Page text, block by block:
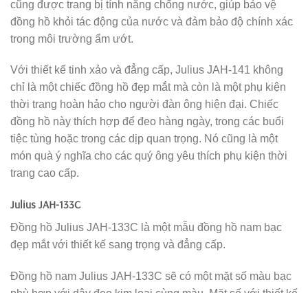
cũng được trang bị tính năng chống nước, giúp bảo vệ
đồng hồ khỏi tác động của nước và đảm bảo độ chính xác
trong môi trường ẩm ướt.
Với thiết kế tinh xảo và đẳng cấp, Julius JAH-141 không
chỉ là một chiếc đồng hồ đẹp mắt mà còn là một phụ kiện
thời trang hoàn hảo cho người đàn ông hiện đại. Chiếc
đồng hồ này thích hợp để đeo hàng ngày, trong các buổi
tiệc tùng hoặc trong các dịp quan trọng. Nó cũng là một
món quà ý nghĩa cho các quý ông yêu thích phụ kiện thời
trang cao cấp.
Julius JAH-133C
Đồng hồ Julius JAH-133C là một mẫu đồng hồ nam bạc
đẹp mắt với thiết kế sang trọng và đẳng cấp.
Đồng hồ nam Julius JAH-133C sẽ có một mặt số màu bạc